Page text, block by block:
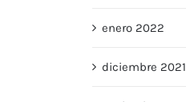
enero 2022
diciembre 2021